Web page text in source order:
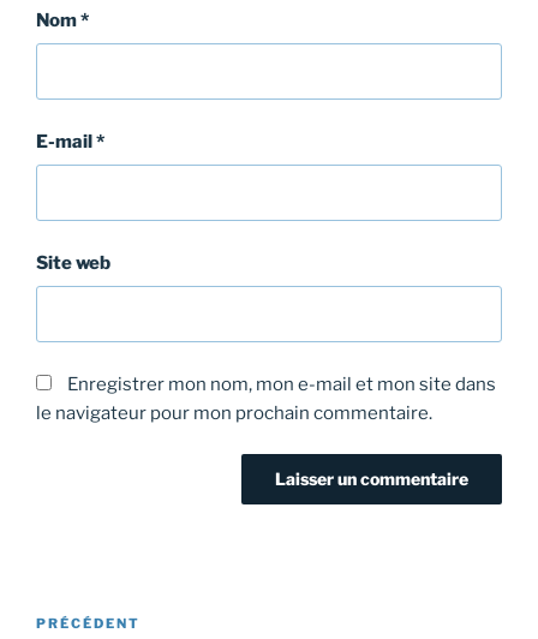
Nom*
E-mail*
Site web
Enregistrer mon nom, mon e-mail et mon site dans
le navigateur pour mon prochain commentaire.
Navigation
Article
PRÉCÉDENT